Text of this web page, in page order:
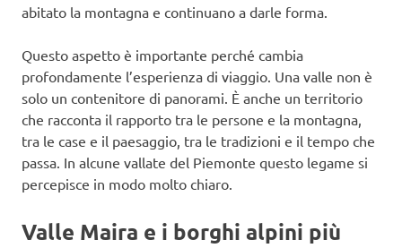
abitato la montagna e continuano a darle forma.
Questo aspetto è importante perché cambia
profondamente l’esperienza di viaggio. Una valle non è
solo un contenitore di panorami. È anche un territorio
che racconta il rapporto tra le persone e la montagna,
tra le case e il paesaggio, tra le tradizioni e il tempo che
passa. In alcune vallate del Piemonte questo legame si
percepisce in modo molto chiaro.
Valle Maira e i borghi alpini più